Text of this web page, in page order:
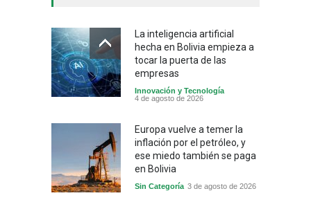
La inteligencia artificial
hecha en Bolivia empieza a
tocar la puerta de las
empresas
Innovación y Tecnología
4 de agosto de 2026
Europa vuelve a temer la
inflación por el petróleo, y
ese miedo también se paga
en Bolivia
Sin Categoría 3 de agosto de 2026